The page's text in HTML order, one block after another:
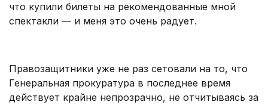
что купили билеты на рекомендованные мной
спектакли — и меня это очень радует.
Правозащитники уже не раз сетовали на то, что
Генеральная прокуратура в последнее время
действует крайне непрозрачно, не отчитываясь за